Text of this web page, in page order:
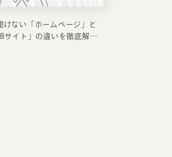
する コンテンツマーケティング
けない「ホームページ」と
サイト」の違いを徹底解